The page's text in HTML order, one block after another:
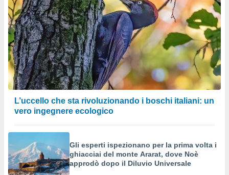
L’uccello che sta rivoluzionando i boschi italiani: un
vero ingegnere ecologico
Gli esperti ispezionano per la prima volta i
ghiacciai del monte Ararat, dove Noè
approdò dopo il Diluvio Universale